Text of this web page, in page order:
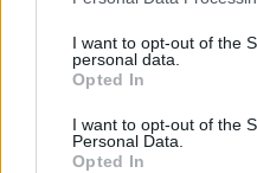
I want to opt-out of the
personal data.
Opted In
I want to opt-out of the
Personal Data.
Opted In